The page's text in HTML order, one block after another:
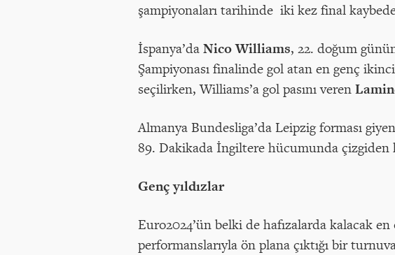
şampiyonaları tarihinde iki kez final
İspanya’daNico Williams, 22. doğum
Şampiyonası finalinde gol atan en genç
seçilirken, Williams’a gol pasını veren
Almanya Bundesliga’da Leipzig forması
89. Dakikada İngiltere hücumunda çizgiden
Genç yıldızlar
Euro2024’ün belki de hafızalarda kalacak
performanslarıyla ön plana çıktığı bir